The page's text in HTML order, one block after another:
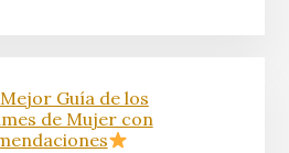
Guía de los
de Mujer con